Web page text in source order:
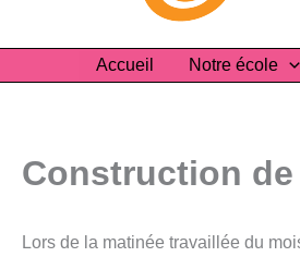
Accueil Notre école
Construction
Lors de la matinée travaillée du